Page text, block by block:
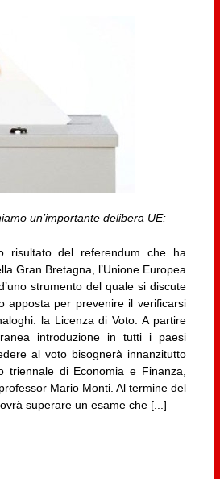
un’importante delibera UE:
risultato del referendum che ha
Gran Bretagna, l’Unione Europea
strumento del quale si discute
apposta per prevenire il verificarsi
la Licenza di Voto. A partire
introduzione in tutti i paesi
al voto bisognerà innanzitutto
triennale di Economia e Finanza,
Mario Monti. Al termine del
superare un esame che [...]